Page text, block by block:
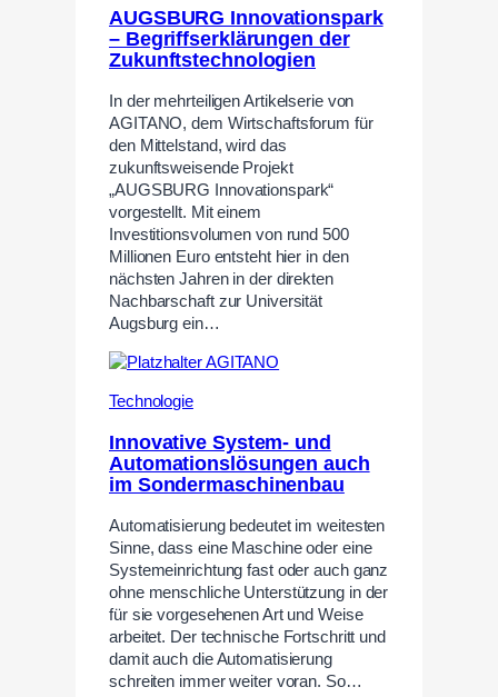
AUGSBURG Innovationspark
– Begriffserklärungen der
Zukunftstechnologien
In der mehrteiligen Artikelserie von
AGITANO, dem Wirtschaftsforum für
den Mittelstand, wird das
zukunftsweisende Projekt
„AUGSBURG Innovationspark“
vorgestellt. Mit einem
Investitionsvolumen von rund 500
Millionen Euro entsteht hier in den
nächsten Jahren in der direkten
Nachbarschaft zur Universität
Augsburg ein…
Technologie
Innovative System- und
Automationslösungen auch
im Sondermaschinenbau
Automatisierung bedeutet im weitesten
Sinne, dass eine Maschine oder eine
Systemeinrichtung fast oder auch ganz
ohne menschliche Unterstützung in der
für sie vorgesehenen Art und Weise
arbeitet. Der technische Fortschritt und
damit auch die Automatisierung
schreiten immer weiter voran. So…